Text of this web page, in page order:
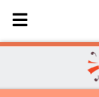
Sélectionnez votre